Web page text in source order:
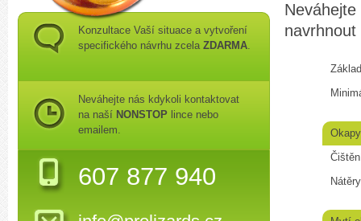
Okapy
Nátěry
Konzultace Vaší situace a vytvoření
specifického návrhu zcela ZDARMA.
Neváhejte nás kdykoli kontaktovat
na naší NONSTOP lince nebo
emailem.
607 877 940